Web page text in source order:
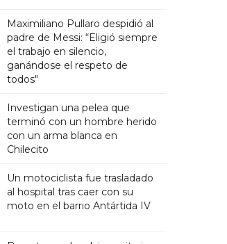
Maximiliano Pullaro despidió al
padre de Messi: “Eligió siempre
el trabajo en silencio,
ganándose el respeto de
todos"
Investigan una pelea que
terminó con un hombre herido
con un arma blanca en
Chilecito
Un motociclista fue trasladado
al hospital tras caer con su
moto en el barrio Antártida IV